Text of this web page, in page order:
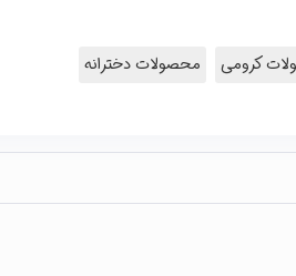
کرومی محصولات دخترانه